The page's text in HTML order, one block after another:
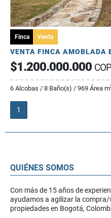
Finca Venta
$1.200.000.000 COP
6 Alcobas / 8 Baño(s) / 969 Área m
1
QUIÉNES SOMOS
Con más de 15 años de
ayudamos a agilizar la
propiedades en Bogotá,